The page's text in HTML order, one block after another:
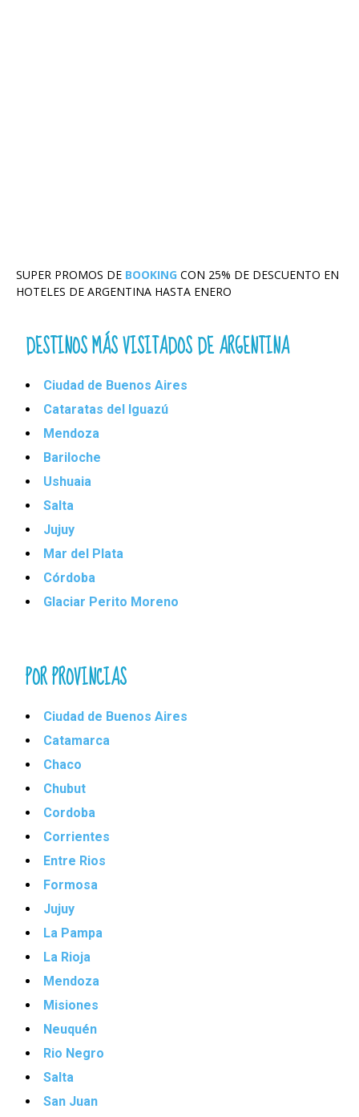
SUPER PROMOS DE BOOKING CON 25% DE DESCUENTO EN
HOTELES DE ARGENTINA HASTA ENERO
DESTINOS MÁS VISITADOS DE ARGENTINA
Ciudad de Buenos Aires
Cataratas del Iguazú
Mendoza
Bariloche
Ushuaia
Salta
Jujuy
Mar del Plata
Córdoba
Glaciar Perito Moreno
POR PROVINCIAS
Ciudad de Buenos Aires
Catamarca
Chaco
Chubut
Cordoba
Corrientes
Entre Rios
Formosa
Jujuy
La Pampa
La Rioja
Mendoza
Misiones
Neuquén
Rio Negro
Salta
San Juan